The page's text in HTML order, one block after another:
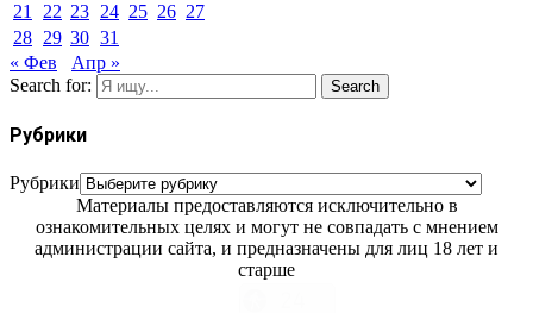
21
22 23 24 25 26 27
28 29 30 31
« Фев
Апр »
Search for:
Search
Рубрики
Рубрики
Материалы предоставляются исключительно в
ознакомительных целях и могут не совпадать с мнением
администрации сайта, и предназначены для лиц 18 лет и
старше